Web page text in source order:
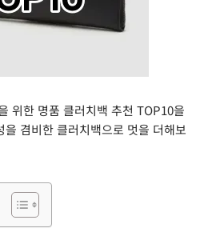
위한 명품 클러치백 추천 TOP10을
겸비한 클러치백으로 멋을 더해보